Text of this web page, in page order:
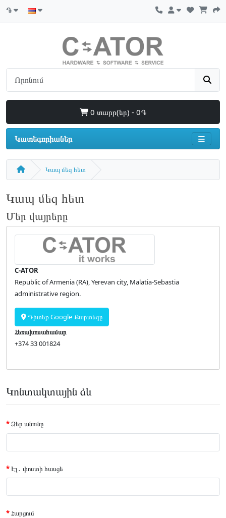
֏
0 տարր(եր) - 0֏
Կատեգորիաներ
Կապ մեզ հետ
Կապ մեզ հետ
Մեր վայրերը
C-ATOR
Republic of Armenia (RA), Yerevan city, Malatia-Sebastia
administrative region.
Դիտեք Google Քարտեզը
Հեռախոսահամար
+374 33 001824
Կոնտակտային ձև
Ձեր անունը
Էլ․ փոստի հասցե
Հարցում